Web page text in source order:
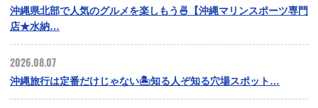
沖縄県北部で人気のグルメを楽しもう🍜【沖縄マリンスポーツ専門
店★水納…
2026.08.07
沖縄旅行は定番だけじゃない🏝️知る人ぞ知る穴場スポット…